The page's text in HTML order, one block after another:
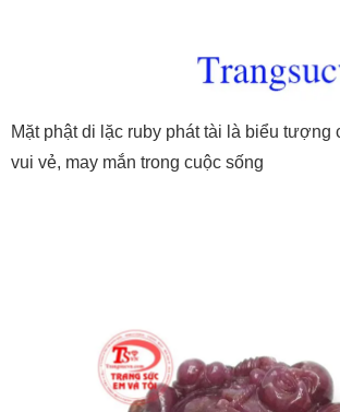
Mặt phật di lặc ruby phát tài là biểu tượng
vui vẻ, may mắn trong cuộc sống